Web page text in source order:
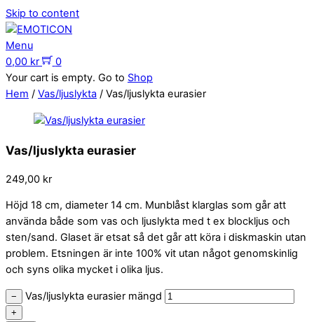
Skip to content
Menu
0,00 kr
0
Your cart is empty. Go to Shop
Hem / Vas/ljuslykta / Vas/ljuslykta eurasier
Vas/ljuslykta eurasier
249,00 kr
Höjd 18 cm, diameter 14 cm. Munblåst klarglas som går att
använda både som vas och ljuslykta med t ex blockljus och
sten/sand. Glaset är etsat så det går att köra i diskmaskin utan
problem. Etsningen är inte 100% vit utan något genomskinlig
och syns olika mycket i olika ljus.
− Vas/ljuslykta eurasier mängd
+